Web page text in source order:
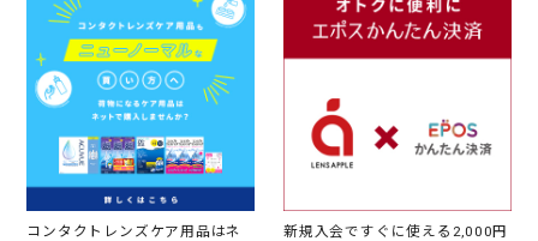
コンタクトレンズケア用品はネ
新規入会ですぐに使える2,000円